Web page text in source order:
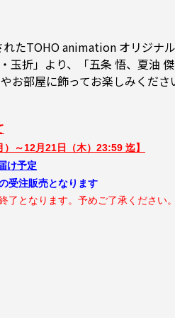
れたTOHO animation オリジナ
玉折」より、「五条 悟、夏油
お部屋に飾ってお楽しみくださ
～12月21日（木）23:59 迄】
け予定
受注販売となります
となります。予めご了承ください。